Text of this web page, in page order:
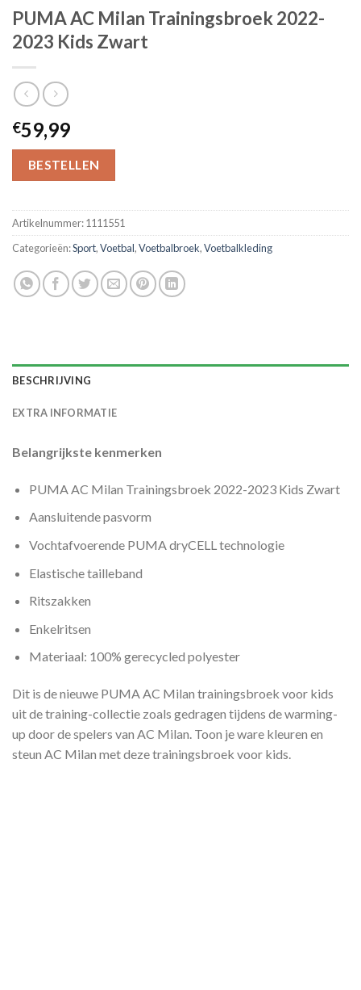
PUMA AC Milan Trainingsbroek 2022-
2023 Kids Zwart
€59,99
BESTELLEN
Artikelnummer:1111551
Categorieën:Sport,Voetbal,Voetbalbroek,Voetbalkleding
BESCHRIJVING
EXTRA INFORMATIE
Belangrijkste kenmerken
PUMA AC Milan Trainingsbroek 2022-2023 Kids Zwart
Aansluitende pasvorm
Vochtafvoerende PUMA dryCELL technologie
Elastische tailleband
Ritszakken
Enkelritsen
Materiaal: 100% gerecycled polyester
Dit is de nieuwe PUMA AC Milan trainingsbroek voor kids
uit de training-collectie zoals gedragen tijdens de warming-
up door de spelers van AC Milan. Toon je ware kleuren en
steun AC Milan met deze trainingsbroek voor kids.